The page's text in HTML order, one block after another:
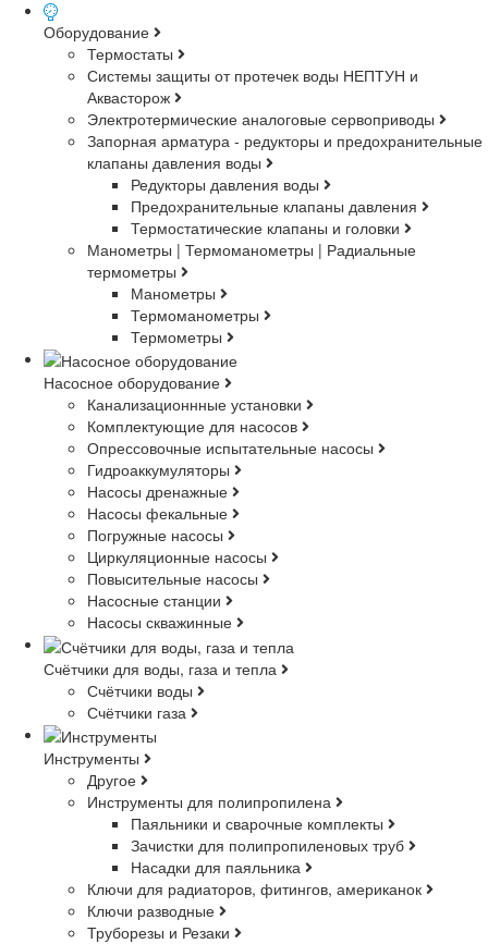
Оборудование
Термостаты
Системы защиты от протечек воды НЕПТУН и
Аквасторож
Электротермические аналоговые сервоприводы
Запорная арматура - редукторы и предохранительные
клапаны давления воды
Редукторы давления воды
Предохранительные клапаны давления
Термостатические клапаны и головки
Манометры | Термоманометры | Радиальные
термометры
Манометры
Термоманометры
Термометры
Насосное оборудование
Канализационнные установки
Комплектующие для насосов
Опрессовочные испытательные насосы
Гидроаккумуляторы
Насосы дренажные
Насосы фекальные
Погружные насосы
Циркуляционные насосы
Повысительные насосы
Насосные станции
Насосы скважинные
Счётчики для воды, газа и тепла
Счётчики воды
Счётчики газа
Инструменты
Другое
Инструменты для полипропилена
Паяльники и сварочные комплекты
Зачистки для полипропиленовых труб
Насадки для паяльника
Ключи для радиаторов, фитингов, американок
Ключи разводные
Труборезы и Резаки